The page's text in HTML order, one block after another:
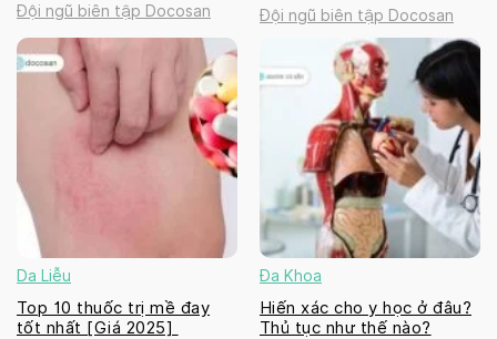
Đội ngũ biên tập Docosan Đội ngũ biên tập Docosan
Da Liễu
Top 10 thuốc trị mề đay
tốt nhất [Giá 2025]
Đa Khoa
Hiến xác cho y học ở đâu?
Thủ tục như thế nào?